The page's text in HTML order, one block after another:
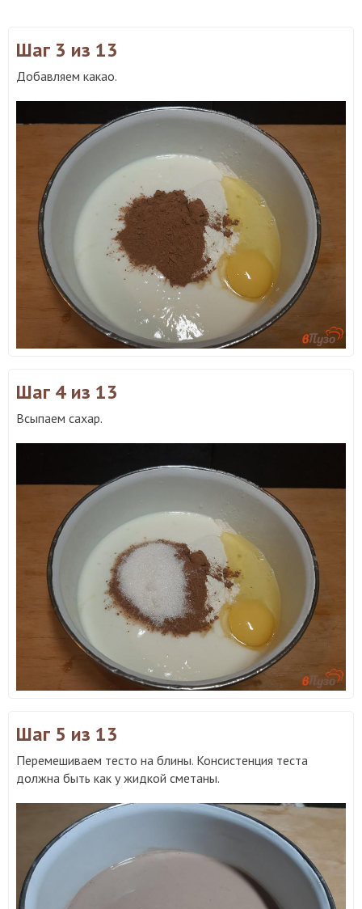
Шаг 3 из 13
Добавляем какао.
Шаг 4 из 13
Всыпаем сахар.
Шаг 5 из 13
Перемешиваем тесто на блины. Консистенция теста
должна быть как у жидкой сметаны.